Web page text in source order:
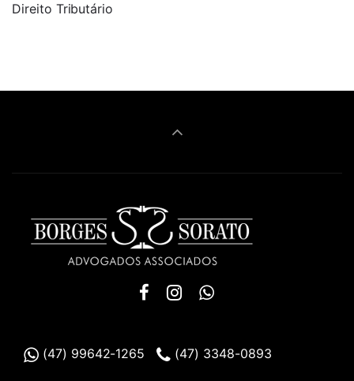
Direito Tributário
(47) 99642-1265 (47) 3348-0893